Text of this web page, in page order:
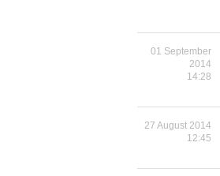
01 September
2014
14:28
27 August 2014
12:45